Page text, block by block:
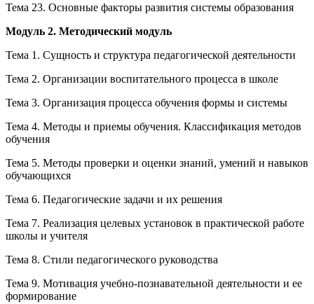
Тема 23. Основные факторы развития системы образования
Модуль 2. Методический модуль
Тема 1. Сущность и структура педагогической деятельности
Тема 2. Организации воспитательного процесса в школе
Тема 3. Организация процесса обучения формы и системы
Тема 4. Методы и приемы обучения. Классификация методов
обучения
Тема 5. Методы проверки и оценки знаний, умений и навыков
обучающихся
Тема 6. Педагогические задачи и их решения
Тема 7. Реализация целевых установок в практической работе
школы и учителя
Тема 8. Стили педагогического руководства
Тема 9. Мотивация учебно-познавательной деятельности и ее
формирование